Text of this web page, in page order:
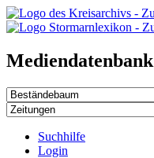
Mediendatenbank
Suchhilfe
Login